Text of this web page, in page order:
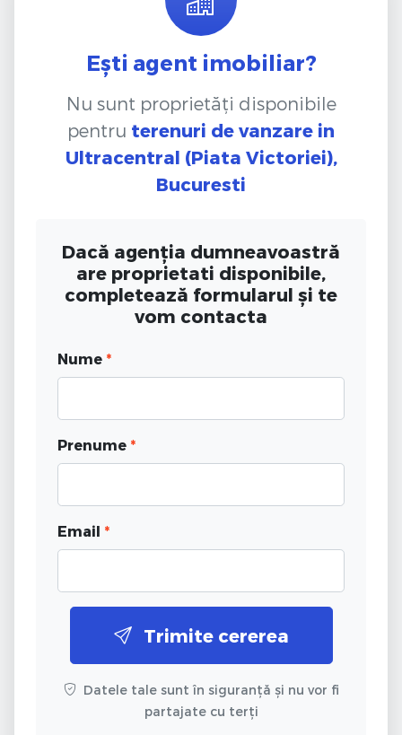
Ești agent imobiliar?
Nu sunt proprietăți disponibile
pentru terenuri de vanzare in
Ultracentral (Piata Victoriei),
Bucuresti
Dacă agenția dumneavoastră
are proprietati disponibile,
completează formularul și te
vom contacta
Nume *
Prenume *
Email *
Trimite cererea
Datele tale sunt în siguranță și nu vor fi
partajate cu terți